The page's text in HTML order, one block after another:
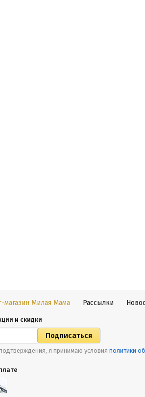
магазин Милая Мама Рассылки
и скидки
я принимаю условия политики